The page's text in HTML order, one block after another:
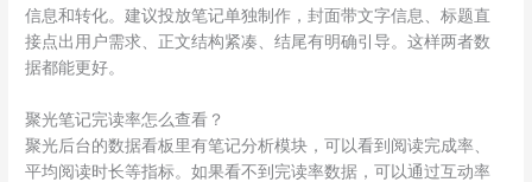
信息和转化。建议投放笔记单独制作，封面带文字信息、标题直
接点出用户需求、正文结构紧凑、结尾有明确引导。这样两者数
据都能更好。
聚光笔记完读率怎么查看？
聚光后台的数据看板里有笔记分析模块，可以看到阅读完成率、
平均阅读时长等指标。如果看不到完读率数据，可以通过互动率